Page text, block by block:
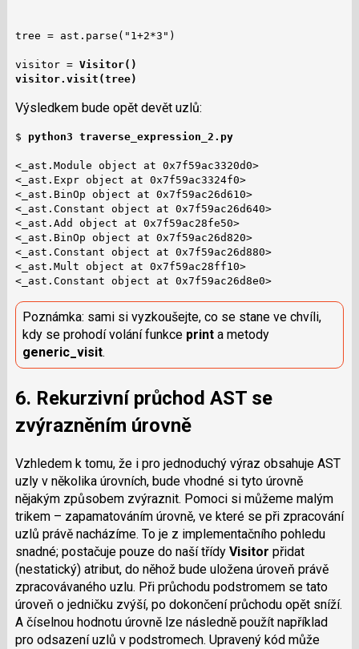
tree = ast.parse("1+2*3")
visitor = Visitor()
visitor.visit(tree)
Výsledkem bude opět devět uzlů:
$ python3 traverse_expression_2.py
<_ast.Module object at 0x7f59ac3320d0>
<_ast.Expr object at 0x7f59ac3324f0>
<_ast.BinOp object at 0x7f59ac26d610>
<_ast.Constant object at 0x7f59ac26d640>
<_ast.Add object at 0x7f59ac28fe50>
<_ast.BinOp object at 0x7f59ac26d820>
<_ast.Constant object at 0x7f59ac26d880>
<_ast.Mult object at 0x7f59ac28ff10>
<_ast.Constant object at 0x7f59ac26d8e0>
Poznámka: sami si vyzkoušejte, co se stane ve chvíli,
kdy se prohodí volání funkce printa metody
generic_visit.
6. Rekurzivní průchod AST se
zvýrazněním úrovně
Vzhledem k tomu, že i pro jednoduchý výraz obsahuje AST
uzly v několika úrovních, bude vhodné si tyto úrovně
nějakým způsobem zvýraznit. Pomoci si můžeme malým
trikem – zapamatováním úrovně, ve které se při zpracování
uzlů právě nacházíme. To je z implementačního pohledu
snadné; postačuje pouze do naší třídy Visitor přidat
(nestatický) atribut, do něhož bude uložena úroveň právě
zpracovávaného uzlu. Při průchodu podstromem se tato
úroveň o jedničku zvýší, po dokončení průchodu opět sníží.
A číselnou hodnotu úrovně lze následně použít například
pro odsazení uzlů v podstromech. Upravený kód může